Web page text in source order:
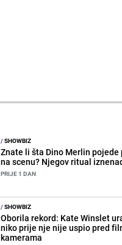
/SHOWBIZ
Znate li šta Dino Merlin pojede
na scenu? Njegov ritual
PRIJE 1 DAN
/SHOWBIZ
Oborila rekord: Kate Winslet
niko prije nje nije uspio pred
kamerama